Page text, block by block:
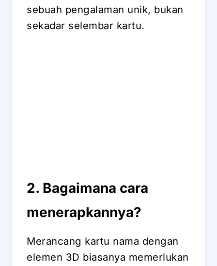
sebuah pengalaman unik, bukan
sekadar selembar kartu.
2. Bagaimana cara
menerapkannya?
Merancang kartu nama dengan
elemen 3D biasanya memerlukan